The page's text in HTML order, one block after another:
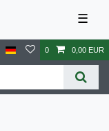
☰
0 0,00 EUR